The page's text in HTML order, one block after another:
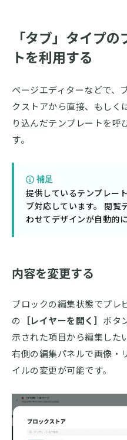
「タブ」タイプ
トを利用する
ページエディターなどで、
クストアから直接、もしく
り込んだテンプレートを呼
す。
補足
提供しているテンプレー
ブ対応しています。 閲覧
わせてデザインが自動的
内容を変更する
ブロックの編集状態でプレ
の ［レイヤーを開く］ ボタ
示された項目から編集した
右側の編集パネルで画像・
イルの変更が可能です。